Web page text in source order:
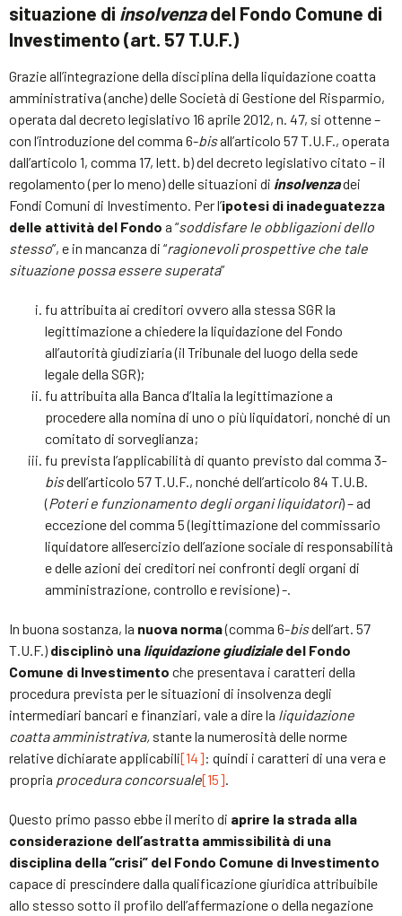
situazione di insolvenzadel Fondo Comune di
Investimento (art. 57 T.U.F.)
Grazie all’integrazione della disciplina della liquidazione coatta
amministrativa (anche) delle Società di Gestione del Risparmio,
operata dal decreto legislativo 16 aprile 2012, n. 47, si ottenne –
con l’introduzione del comma 6-bisall’articolo 57 T.U.F., operata
dall’articolo 1, comma 17, lett. b) del decreto legislativo citato – il
regolamento (per lo meno) delle situazioni di insolvenzadei
Fondi Comuni di Investimento. Per l’ipotesi di inadeguatezza
delle attività del Fondo a “soddisfare le obbligazioni dello
stesso”, e in mancanza di “ragionevoli prospettive che tale
situazione possa essere superata”
fu attribuita ai creditori ovvero alla stessa SGR la
legittimazione a chiedere la liquidazione del Fondo
all’autorità giudiziaria (il Tribunale del luogo della sede
legale della SGR);
fu attribuita alla Banca d’Italia la legittimazione a
procedere alla nomina di uno o più liquidatori, nonché di un
comitato di sorveglianza;
fu prevista l’applicabilità di quanto previsto dal comma 3-
bisdell’articolo 57 T.U.F., nonché dell’articolo 84 T.U.B.
(Poteri e funzionamento degli organi liquidatori) – ad
eccezione del comma 5 (legittimazione del commissario
liquidatore all’esercizio dell’azione sociale di responsabilità
e delle azioni dei creditori nei confronti degli organi di
amministrazione, controllo e revisione) -.
In buona sostanza, la nuova norma(comma 6-bisdell’art. 57
T.U.F.) disciplinò una liquidazione giudizialedel Fondo
Comune di Investimento che presentava i caratteri della
procedura prevista per le situazioni di insolvenza degli
intermediari bancari e finanziari, vale a dire la liquidazione
coatta amministrativa, stante la numerosità delle norme
relative dichiarate applicabili[14]: quindi i caratteri di una vera e
propria procedura concorsuale[15].
Questo primo passo ebbe il merito di aprire la strada alla
considerazione dell’astratta ammissibilità di una
disciplina della “crisi” del Fondo Comune di Investimento
capace di prescindere dalla qualificazione giuridica attribuibile
allo stesso sotto il profilo dell’affermazione o della negazione